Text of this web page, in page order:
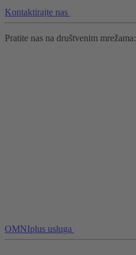
Kontaktirajte nas
Pratite nas na društvenim mrežama:
OMNIplus usluga